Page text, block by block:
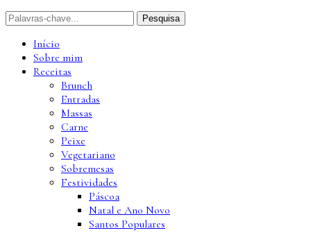
Início
Sobre mim
Receitas
Brunch
Entradas
Massas
Carne
Peixe
Vegetariano
Sobremesas
Festividades
Páscoa
Natal e Ano Novo
Santos Populares